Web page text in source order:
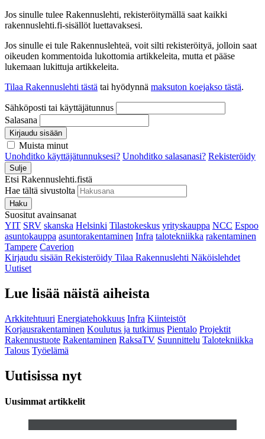
Jos sinulle tulee Rakennuslehti, rekisteröitymällä saat kaikki
rakennuslehti.fi-sisällöt luettavaksesi.
Jos sinulle ei tule Rakennuslehteä, voit silti rekisteröityä, jolloin saat
oikeuden kommentoida lukottomia artikkeleita, mutta et pääse
lukemaan lukittuja artikkeleita.
Tilaa Rakennuslehti tästä tai hyödynnä maksuton koejakso tästä.
Sähköposti tai käyttäjätunnus
Salasana
Kirjaudu sisään
Muista minut
Unohditko käyttäjätunnuksesi? Unohditko salasanasi? Rekisteröidy
Sulje
Etsi Rakennuslehti.fistä
Hae tältä sivustolta
Haku
Suositut avainsanat
YIT SRV skanska Helsinki Tilastokeskus yrityskauppa NCC Espoo
asuntokauppa asuntorakentaminen Infra talotekniikka rakentaminen
Tampere Caverion
Kirjaudu sisään Rekisteröidy Tilaa Rakennuslehti Näköislehdet
Uutiset
Lue lisää näistä aiheista
Arkkitehtuuri Energiatehokkuus Infra Kiinteistöt
Korjausrakentaminen Koulutus ja tutkimus Pientalo Projektit
Rakennustuote Rakentaminen RaksaTV Suunnittelu Talotekniikka
Talous Työelämä
Uutisissa nyt
Uusimmat artikkelit